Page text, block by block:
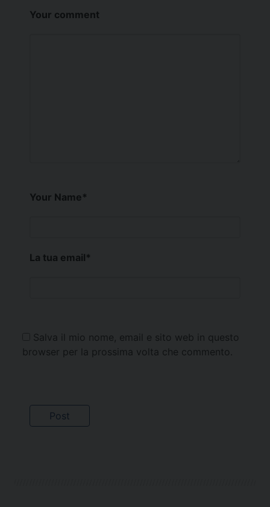
Your comment
Your Name*
La tua email*
Salva il mio nome, email e sito web in questo
browser per la prossima volta che commento.